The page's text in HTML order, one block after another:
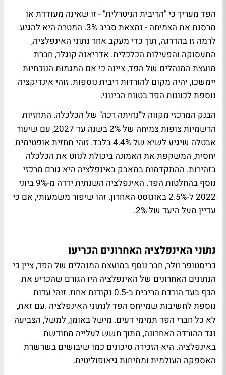
הפד מעריך כי "הריבית הניטרלית" - זו שאינה מעודדת או
מרסנת את הצמיחה - נמצאת סביב 3%. המטרה היא להגיע
לרמה זו בהדרגה, תוך כדי מעקב אחר נתוני האינפלציה,
התעסוקה והפעילות הכלכלית. אדריאנה קוגלר, חברת
מועצת המנהלים של הפד, ציינה כי אם המגמות הנוכחיות
יימשכו, יהיה מקום להורדות ריבית נוספות. זוהי אינדיקציה
נוספת לכוונות הפד בטווח הבינוני.
הבנק המרכזי מקווה ל"נחיתה רכה" של הכלכלה. התחזיות
הרשמיות צופות צמיחה של 2% בשנה עד 2027, עם שיעור
אבטלה שיגיע לשיא של 4.4% בלבד. זוהי תחזית אופטימית
יחסית, המשקפת את האמונה ביכולת לנווט את הכלכלה
בזהירות. ההתקדמות במאבק באינפלציה היא גורם מרכזי
נוסף בהחלטות הפד. האינפלציה השנתית ירדה מ-9% ביוני
2022 ל-2.5% באוגוסט האחרון. זהו שיפור משמעותי, אם כי
עדיין מעל היעד של 2%.
נתוני האינפלציה האחרונים הכריעו
כריסטופר וולר, חבר נוסף במועצת המנהלים של הפד, ציין כי
הנתונים האחרונים של האינפלציה היו הגורם שהכריע את
הכף בעד הורדת הריבית ב-0.5 נקודות אחוז. זוהי עדות
נוספת לחשיבות שמייחס הפד לנתוני האינפלציה .עם זאת,
לא כל חברי הפד תמימי דעים. מישל באומן, למשל, הצביעה
נגד ההורדה האחרונה, מתוך חשש לעלייה מחודשת
באינפלציה. היא הזכירה סיכונים כמו שיבושים בשרשרת
האספקה העולמית ומתיחות גיאופוליטית.